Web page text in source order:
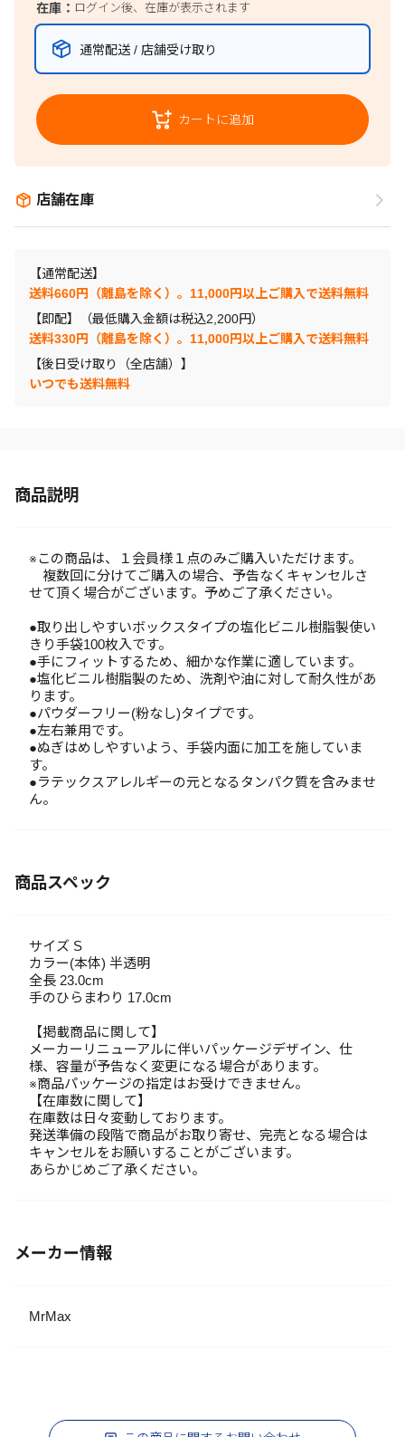
在庫： ログイン後、在庫が表示されます
通常配送 / 店舗受け取り
カートに追加
店舗在庫
【通常配送】
送料660円（離島を除く）。11,000円以上ご購入で送料無料
【即配】（最低購入金額は税込2,200円）
送料330円（離島を除く）。11,000円以上ご購入で送料無料
【後日受け取り（全店舗）】
いつでも送料無料
商品説明
※この商品は、１会員様１点のみご購入いただけます。
複数回に分けてご購入の場合、予告なくキャンセルさ
せて頂く場合がございます。予めご了承ください。
●取り出しやすいボックスタイプの塩化ビニル樹脂製使い
きり手袋100枚入です。
●手にフィットするため、細かな作業に適しています。
●塩化ビニル樹脂製のため、洗剤や油に対して耐久性があ
ります。
●パウダーフリー(粉なし)タイプです。
●左右兼用です。
●ぬぎはめしやすいよう、手袋内面に加工を施していま
す。
●ラテックスアレルギーの元となるタンパク質を含みませ
ん。
商品スペック
サイズ S
カラー(本体) 半透明
全長 23.0cm
手のひらまわり 17.0cm
【掲載商品に関して】
メーカーリニューアルに伴いパッケージデザイン、仕
様、容量が予告なく変更になる場合があります。
※商品パッケージの指定はお受けできません。
【在庫数に関して】
在庫数は日々変動しております。
発送準備の段階で商品がお取り寄せ、完売となる場合は
キャンセルをお願いすることがございます。
あらかじめご了承ください。
メーカー情報
MrMax